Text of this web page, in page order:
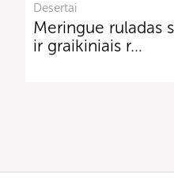
Desertai
Meringue ruladas
ir graikiniais r…